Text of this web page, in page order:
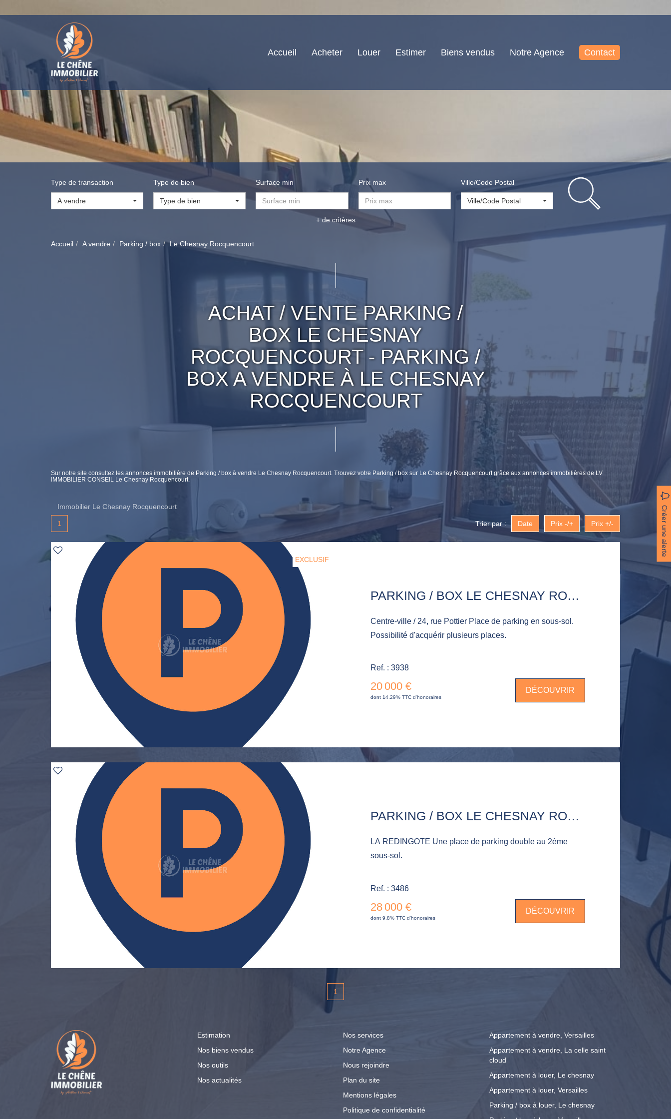
Accueil Acheter Louer Estimer Biens vendus Notre Agence Contact
Type de transaction
A vendre
Type de bien
Type de bien
Surface min Prix max Ville/Code Postal
Ville/Code Postal
+ de critères
Accueil A vendre Parking / box Le Chesnay Rocquencourt
ACHAT / VENTE PARKING /
BOX LE CHESNAY
ROCQUENCOURT - PARKING /
BOX A VENDRE À LE CHESNAY
ROCQUENCOURT
Sur notre site consultez les annonces immobilière de Parking / box à vendre Le Chesnay Rocquencourt. Trouvez votre Parking / box sur Le Chesnay Rocquencourt grâce aux annonces immobilières de LV
IMMOBILIER CONSEIL Le Chesnay Rocquencourt.
Immobilier Le Chesnay Rocquencourt Créer une alerte
1 Trier par : Date Prix -/+ Prix +/-
EXCLUSIF
PARKING / BOX LE CHESNAY ROCQUENCOURT
Centre-ville / 24, rue Pottier Place de parking en sous-sol.
Possibilité d'acquérir plusieurs places.
Ref. : 3938
20 000 €
dont 14.29% TTC d'honoraires
DÉCOUVRIR
PARKING / BOX LE CHESNAY ROCQUENCOURT
LA REDINGOTE Une place de parking double au 2ème
sous-sol.
Ref. : 3486
28 000 €
dont 9.8% TTC d'honoraires
DÉCOUVRIR
1
Estimation
Nos biens vendus
Nos outils
Nos actualités
Nos services
Notre Agence
Nous rejoindre
Plan du site
Mentions légales
Politique de confidentialité
Appartement à vendre, Versailles
Appartement à vendre, La celle saint
cloud
Appartement à louer, Le chesnay
Appartement à louer, Versailles
Parking / box à louer, Le chesnay